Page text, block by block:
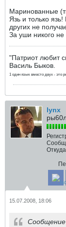
Маринованные
Язь и только
других не
За уши никого не
"Патриот любит
Василь Быков.
1 один язык вместо двух - это
lynx
15.07.2008, 18:06